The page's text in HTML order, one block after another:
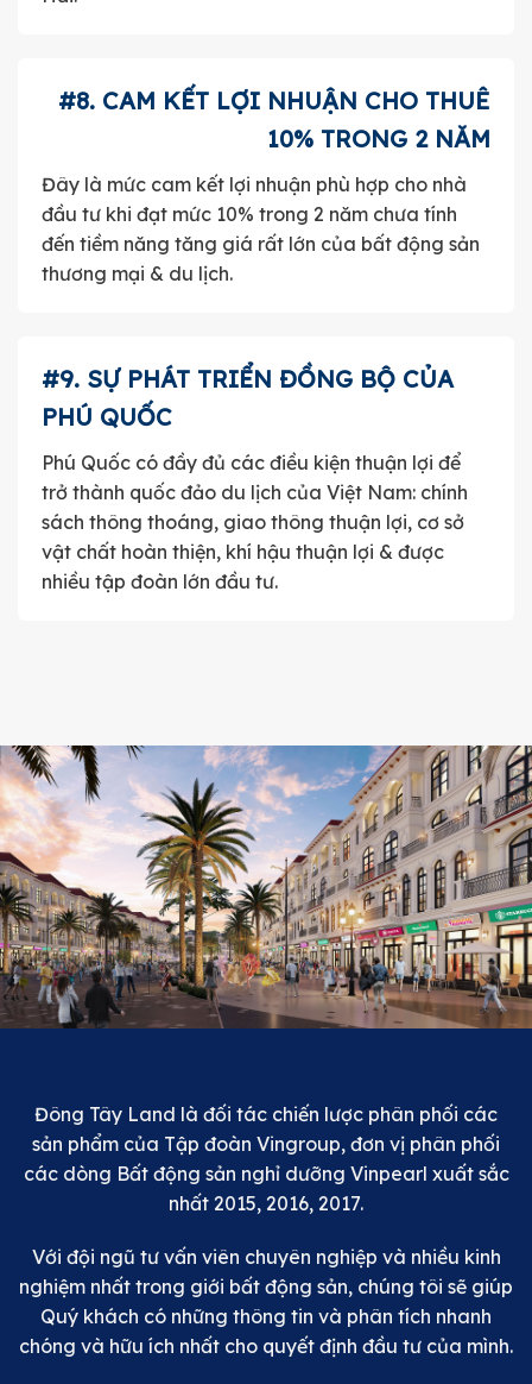
#8. CAM KẾT LỢI NHUẬN CHO THUÊ
10% TRONG 2 NĂM
Đây là mức cam kết lợi nhuận phù hợp cho nhà
đầu tư khi đạt mức 10% trong 2 năm chưa tính
đến tiềm năng tăng giá rất lớn của bất động sản
thương mại & du lịch.
#9. SỰ PHÁT TRIỂN ĐỒNG BỘ CỦA
PHÚ QUỐC
Phú Quốc có đầy đủ các điều kiện thuận lợi để
trở thành quốc đảo du lịch của Việt Nam: chính
sách thông thoáng, giao thông thuận lợi, cơ sở
vật chất hoàn thiện, khí hậu thuận lợi & được
nhiều tập đoàn lớn đầu tư.
Đông Tây Land là đối tác chiến lược phân phối các
sản phẩm của Tập đoàn Vingroup, đơn vị phân phối
các dòng Bất động sản nghỉ dưỡng Vinpearl xuất sắc
nhất 2015, 2016, 2017.
Với đội ngũ tư vấn viên chuyên nghiệp và nhiều kinh
nghiệm nhất trong giới bất động sản, chúng tôi sẽ giúp
Quý khách có những thông tin và phân tích nhanh
chóng và hữu ích nhất cho quyết định đầu tư của mình.